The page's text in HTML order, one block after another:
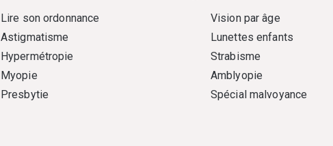
Lire son ordonnance
Astigmatisme
Hypermétropie
Myopie
Presbytie
Vision par âge
Lunettes enfants
Strabisme
Amblyopie
Spécial malvoyance